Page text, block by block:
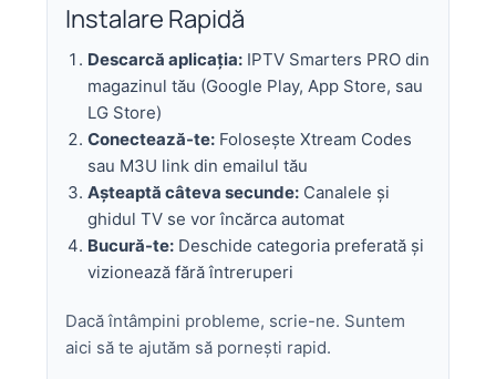
Instalare Rapidă
Descarcă aplicația: IPTV Smarters PRO din
magazinul tău (Google Play, App Store, sau
LG Store)
Conectează-te: Folosește Xtream Codes
sau M3U link din emailul tău
Așteaptă câteva secunde: Canalele și
ghidul TV se vor încărca automat
Bucură-te: Deschide categoria preferată și
vizionează fără întreruperi
Dacă întâmpini probleme, scrie-ne. Suntem
aici să te ajutăm să pornești rapid.